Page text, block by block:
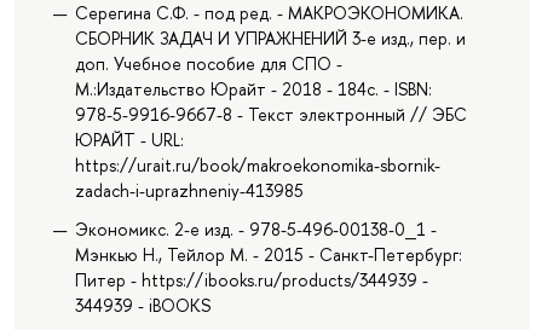
Серегина С.Ф. - под ред. - МАКРОЭКОНОМИКА.
СБОРНИК ЗАДАЧ И УПРАЖНЕНИЙ 3-е изд., пер. и
доп. Учебное пособие для СПО -
М.:Издательство Юрайт - 2018 - 184с. - ISBN:
978-5-9916-9667-8 - Текст электронный // ЭБС
ЮРАЙТ - URL:
https://urait.ru/book/makroekonomika-sbornik-
zadach-i-uprazhneniy-413985
Экономикс. 2-е изд. - 978-5-496-00138-0_1 -
Мэнкью Н., Тейлор М. - 2015 - Санкт-Петербург:
Питер - https://ibooks.ru/products/344939 -
344939 - iBOOKS